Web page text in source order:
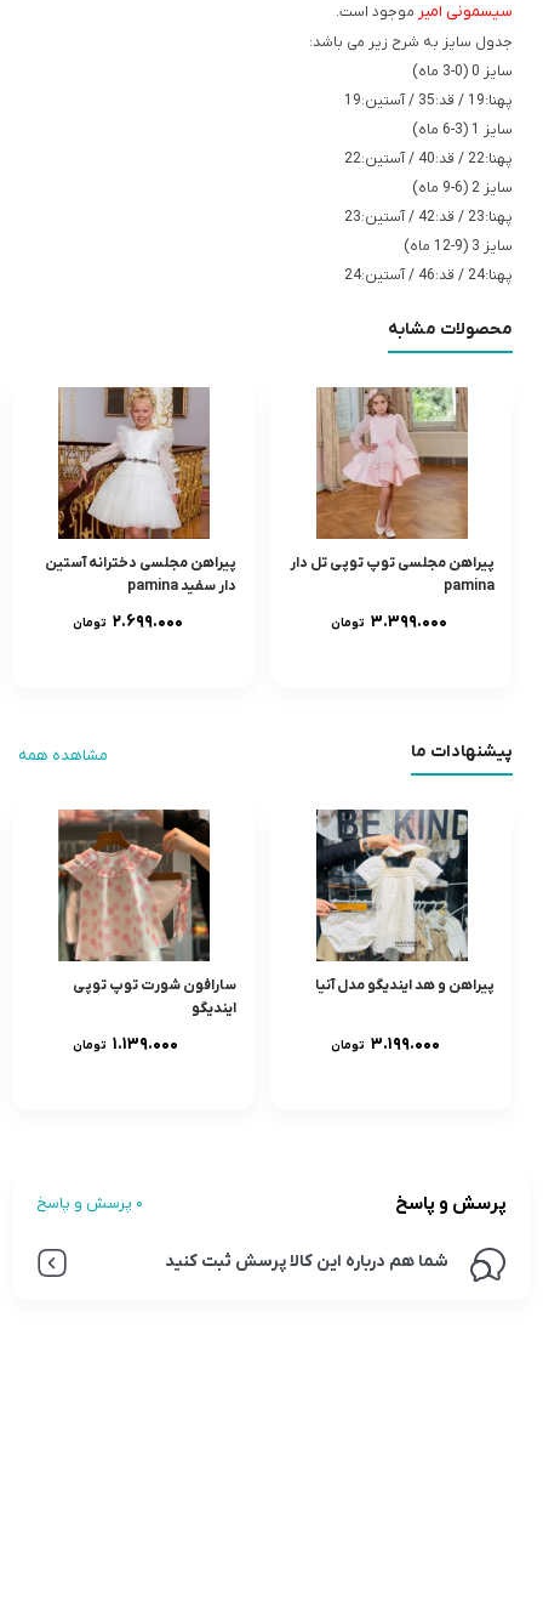
سیسمونی امیر موجود است.
جدول سایز به شرح زیر می باشد:
سایز 0 (0-3 ماه)
پهنا:19 / قد:35 / آستین:19
سایز 1 (3-6 ماه)
پهنا:22 / قد:40 / آستین:22
سایز 2 (6-9 ماه)
پهنا:23 / قد:42 / آستین:23
سایز 3 (9-12 ماه)
پهنا:24 / قد:46 / آستین:24
محصولات مشابه
پیراهن مجلسی توپ توپی تل دار
pamina
۳.۳۹۹.۰۰۰ تومان
پیراهن مجلسی دخترانه آستین
دار سفید pamina
۲.۶۹۹.۰۰۰ تومان
پیشنهادات ما مشاهده همه
پیراهن و هد ایندیگو مدل آنیا
۳.۱۹۹.۰۰۰ تومان
سارافون شورت توپ توپی
ایندیگو
۱.۱۳۹.۰۰۰ تومان
پرسش و پاسخ 0 پرسش و پاسخ
شما هم درباره این کالا پرسش ثبت کنید